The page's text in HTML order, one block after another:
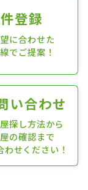
登録
に合わせた
でご提案！
い合わせ
探し方法から
の確認まで
せください！